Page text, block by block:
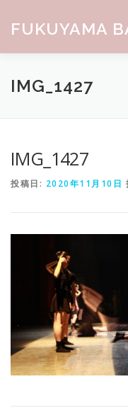
FUKUYAMA
HOME ABOUT
IMG_1427
IMG_1427
投稿日: 2020年11月10日